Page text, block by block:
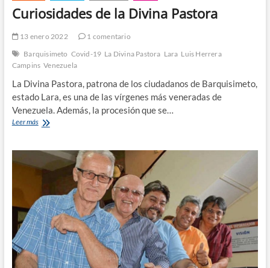
Curiosidades de la Divina Pastora
13 enero 2022
1 comentario
Barquisimeto Covid-19 La Divina Pastora Lara Luis Herrera
Campins Venezuela
La Divina Pastora, patrona de los ciudadanos de Barquisimeto,
estado Lara, es una de las vírgenes más veneradas de
Venezuela. Además, la procesión que se…
Leer másCuriosidades
Divina
Pastora